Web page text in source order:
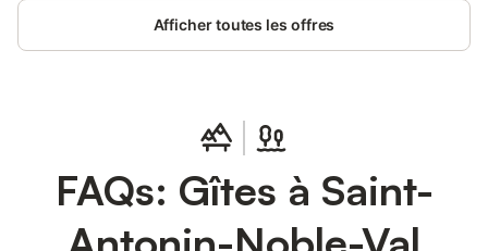
Afficher toutes les offres
FAQs: Gîtes à Saint-